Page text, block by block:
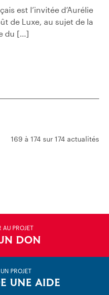
est l’invitée d’Aurélie
de Luxe, au sujet de la
du […]
169 à 174 sur 174 actualités
AU PROJET
DON
PROJET
UNE AIDE